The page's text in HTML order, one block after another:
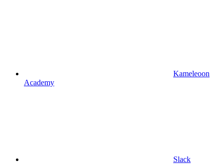
Kameleoon
Academy
Slack